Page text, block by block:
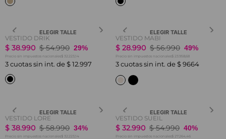
ELEGIR TALLE
VESTIDO DRIK
$ 38.990 $ 54.990 29%
Precio sin impuestos nacionales$ 32.223,14
3 cuotas sin int. de $ 12.997
ELEGIR TALLE
VESTIDO MABI
$ 28.990 $ 56.990 49%
Precio sin impuestos nacionales$ 23.958,68
3 cuotas sin int. de $ 9664
ELEGIR TALLE
VESTIDO LORE
$ 38.990 $ 58.990 34%
Precio sin impuestos nacionales$ 32.223,14
ELEGIR TALLE
VESTIDO SUEIL
$ 32.990 $ 54.990 40%
Precio sin impuestos nacionales$ 27.264,46